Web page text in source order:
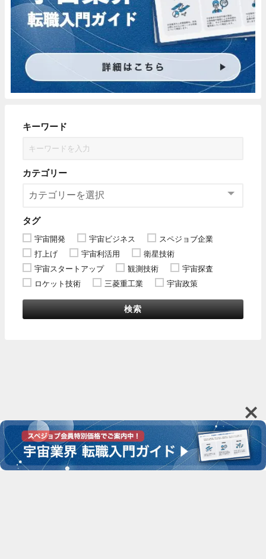
キーワード
カテゴリー
タグ
宇宙開発 宇宙ビジネス
スペジョブ企業
打上げ
宇宙利活用
衛星技術
宇宙スタートアップ
観測技術
宇宙探査
ロケット技術
三菱重工業 宇宙政策
検索